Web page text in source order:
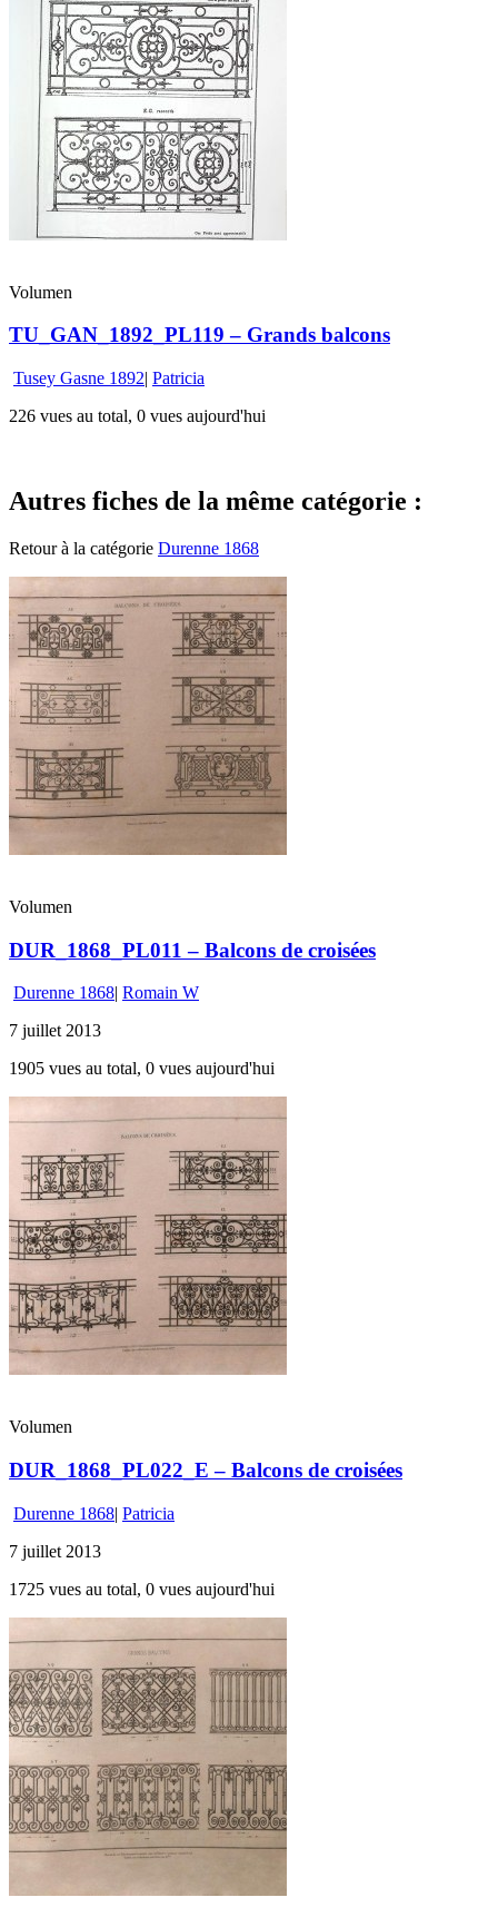
Volumen
TU_GAN_1892_PL119 – Grands balcons
Tusey Gasne 1892| Patricia
226 vues au total, 0 vues aujourd'hui
Autres fiches de la même catégorie :
Retour à la catégorie Durenne 1868
Volumen
DUR_1868_PL011 – Balcons de croisées
Durenne 1868| Romain W
7 juillet 2013
1905 vues au total, 0 vues aujourd'hui
Volumen
DUR_1868_PL022_E – Balcons de croisées
Durenne 1868| Patricia
7 juillet 2013
1725 vues au total, 0 vues aujourd'hui